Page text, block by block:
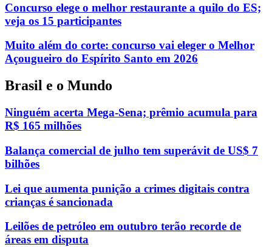
Concurso elege o melhor restaurante a quilo do ES;
veja os 15 participantes
Muito além do corte: concurso vai eleger o Melhor
Açougueiro do Espírito Santo em 2026
Brasil e o Mundo
Ninguém acerta Mega-Sena; prêmio acumula para
R$ 165 milhões
Balança comercial de julho tem superávit de US$ 7
bilhões
Lei que aumenta punição a crimes digitais contra
crianças é sancionada
Leilões de petróleo em outubro terão recorde de
áreas em disputa